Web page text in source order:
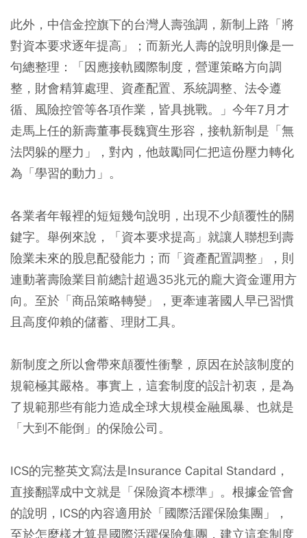
此外，中信金控旗下的台灣人壽強調，新制上路「將
對資本要求逐年提高」；而新光人壽的說明則像是一
句總整理：「因應接軌國際制度，營運策略方向調
整，財會精算處理、資產配置、系統調整、法令遵
循、風險控管等各項作業，皆具挑戰。」今年7月才
走馬上任的新壽董事長魏寶生形容，接軌新制是「無
法閃躲的壓力」，對內，他鼓勵同仁把這份壓力轉化
為「學習的動力」。
各業者年報裡的短短幾句說明，出現不少顛覆性的關
鍵字。舉例來說，「資本要求提高」就讓人聯想到壽
險業未來的股息配發能力；而「資產配置調整」，則
連動著壽險業目前總計超過35兆元的龐大資金運用方
向。至於「商品策略轉變」，更牽連著國人早已習慣
且高度仰賴的儲蓄、理財工具。
新制度之所以會帶來顛覆性衝擊，原因在於該制度的
規範極其嚴格。事實上，這套制度的設計初衷，是為
了規範那些有能力造成全球大規模金融風暴、也就是
「大到不能倒」的保險公司。
ICS的完整英文寫法是Insurance Capital Standard，
直接翻譯成中文就是「保險資本標準」。根據金管會
的說明，ICS的內容適用於「國際活躍保險集團」，
至於怎麼樣才算是國際活躍保險集團，建立這套制度